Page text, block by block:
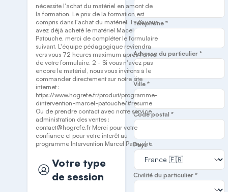
nécessite l'achat du matériel en amont de
la formation. Le prix de la formation est
compris dans l'achat du matériel. 1 - Si vous
avez déjà acheté le matériel Macel
Patouche, merci de compléter le formulaire
suivant. L'équipe pédagogique reviendra
vers vous 72 heures maximum après l'envoi
de votre formulaire. 2 - Si vous n'avez pas
encore le matériel, nous vous invitons à le
commander directement sur notre site
internet :
https://www.hogrefe.fr/produit/programme-
dintervention-marcel-patouche/#resume
Ou de prendre contact avec notre service
administration des ventes :
contact@hogrefe.fr Merci pour votre
confiance et pour votre intérêt au
programme Intervention Marcel Patouche.
Votre type
de session
Téléphone *
Adresse du particulier *
Ville *
Code postal *
Pays *
Civilité du particulier *